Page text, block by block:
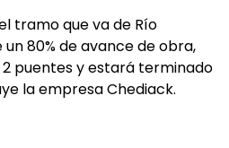
tramo que va de Río
80% de avance de obra,
puentes y estará terminado
la empresa Chediack.